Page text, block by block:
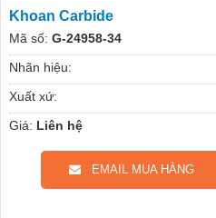
Khoan Carbide
Mã số: G-24958-34
Nhãn hiệu:
Xuất xứ:
Giá: Liên hệ
EMAIL MUA HÀNG